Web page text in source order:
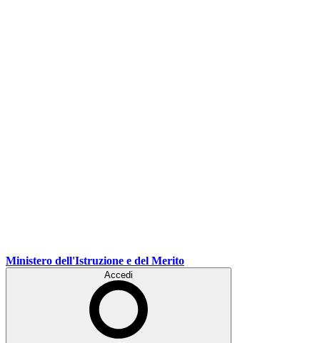
Ministero dell'Istruzione e del Merito
Accedi